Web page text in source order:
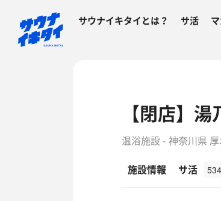
サウナイキタイとは？ サ活
【閉店】
温浴施設 - 神奈川県
施設情報
サ活